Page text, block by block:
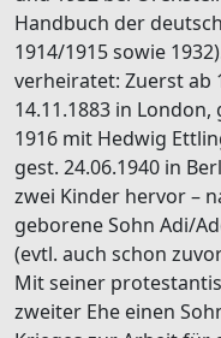
Handbuch der
1914/1915 sowie
verheiratet: Zuerst ab
14.11.1883 in
1916 mit Hedwig
gest. 24.06.1940 in
zwei Kinder hervor –
geborene Sohn Adi/
(evtl. auch schon
Mit seiner
zweiter Ehe einen